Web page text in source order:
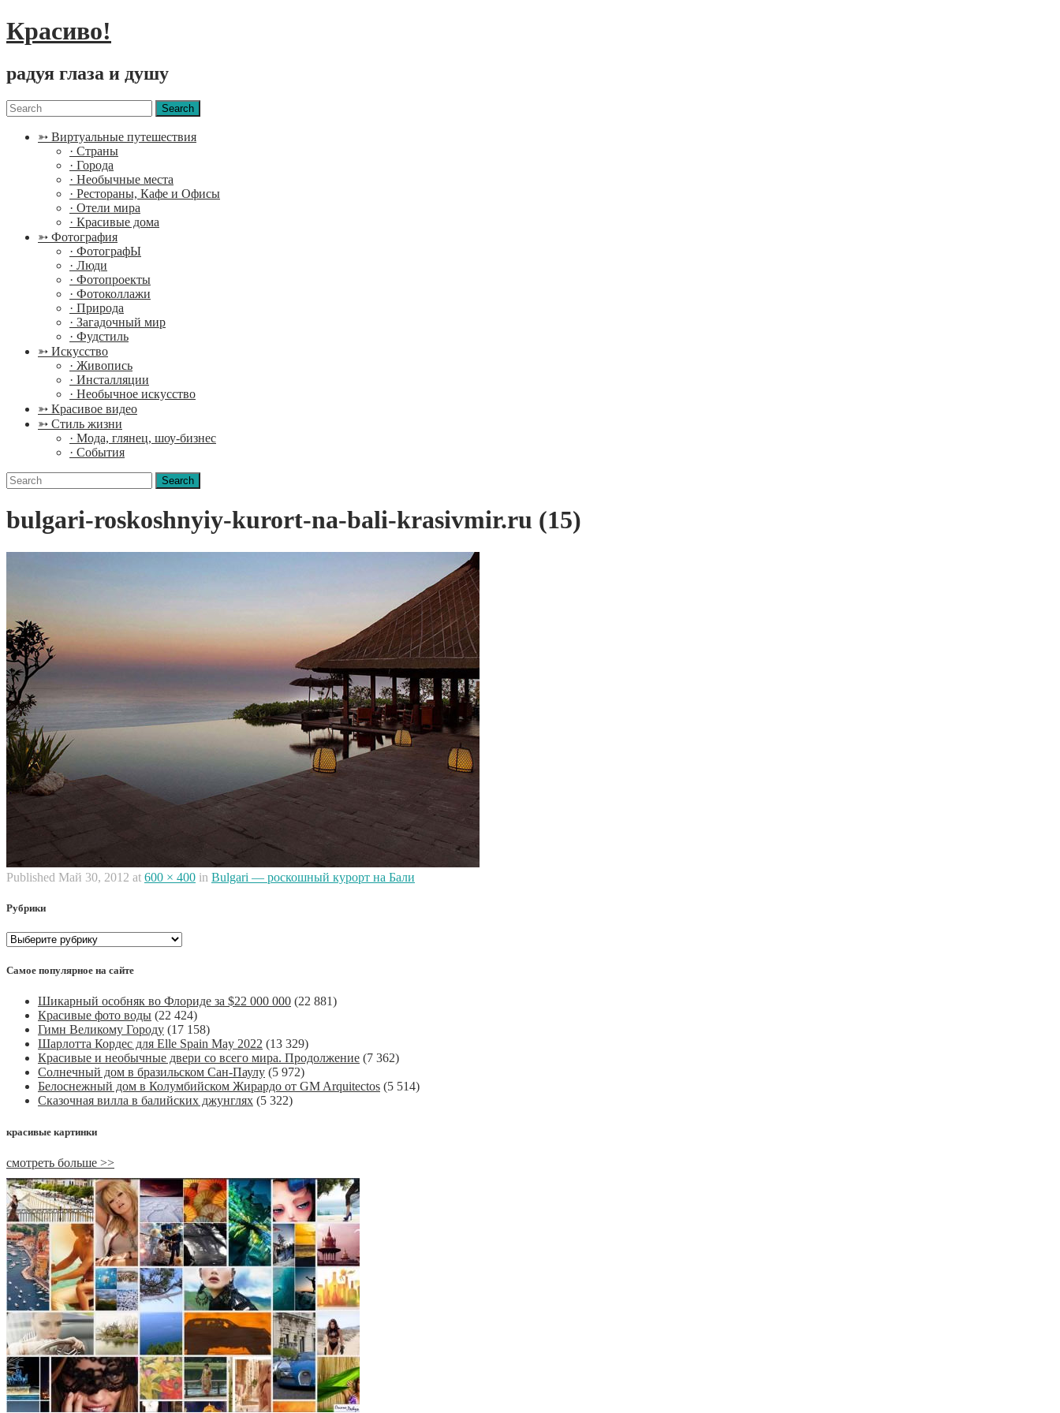
Красиво!
радуя глаза и душу
Menu
Search
for:
➳ Виртуальные путешествия
· Страны
· Города
· Необычные места
· Рестораны, Кафе и Офисы
· Отели мира
· Красивые дома
➳ Фотография
· ФотографЫ
· Люди
· Фотопроекты
· Фотоколлажи
· Природа
· Загадочный мир
· Фудстиль
➳ Искусство
· Живопись
· Инсталляции
· Необычное искусство
➳ Красивое видео
➳ Стиль жизни
· Мода, глянец, шоу-бизнес
· События
Search
for:
bulgari-roskoshnyiy-kurort-na-bali-krasivmir.ru (15)
Published Май 30, 2012 at 600 × 400 in Bulgari — роскошный курорт на Бали
Рубрики
Рубрики
Самое популярное на сайте
Шикарный особняк во Флориде за $22 000 000 (22 881)
Красивые фото воды (22 424)
Гимн Великому Городу (17 158)
Шарлотта Кордес для Elle Spain May 2022 (13 329)
Красивые и необычные двери со всего мира. Продолжение (7 362)
Солнечный дом в бразильском Сан-Паулу (5 972)
Белоснежный дом в Колумбийском Жирардо от GM Arquitectos (5 514)
Сказочная вилла в балийских джунглях (5 322)
красивые картинки
смотреть больше >>